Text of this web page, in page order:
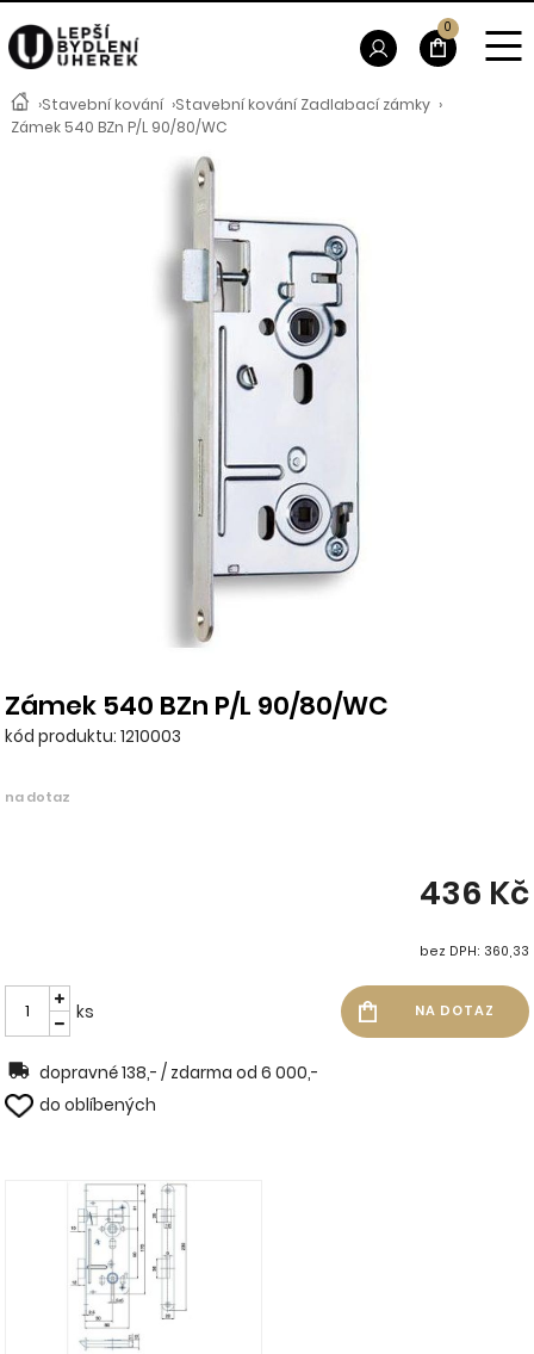
›Stavební kování ›Stavební kování Zadlabací zámky ›
Zámek 540 BZn P/L 90/80/WC
Zámek 540 BZn P/L 90/80/WC
kód produktu: 1210003
na dotaz
436 Kč
bez DPH: 360,33
ks
dopravné 138,- / zdarma od 6 000,-
do oblíbených
0